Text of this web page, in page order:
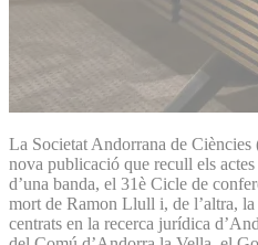
La Societat Andorrana de
nova publicació que recull els
d’una banda, el 31è Cicle de
mort de Ramon Llull i, de l’altra,
centrats en la recerca jurídica